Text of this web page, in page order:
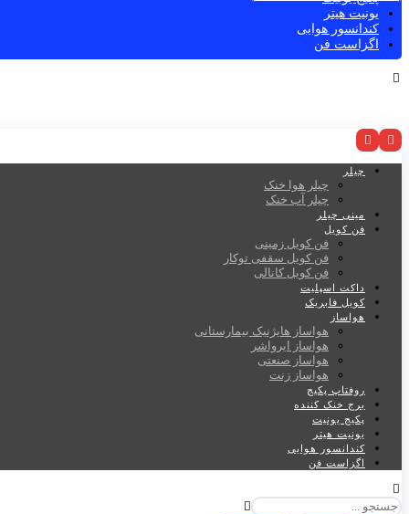
یونیت هیتر
کندانسور هوایی
اگزاست فن
چیلر
چیلر هوا خنک
چیلر آب خنک
مینی چیلر
فن کویل
فن کویل زمینی
فن کویل سقفی توکار
فن کویل کانالی
داکت اسپلیت
کویل فابریک
هواساز
هواساز هایژنیک بیمارستانی
هواساز ایرواشر
هواساز صنعتی
هواساز زنت
روفتاپ پکیج
برج خنک کننده
پکیج یونیت
یونیت هیتر
کندانسور هوایی
اگزاست فن